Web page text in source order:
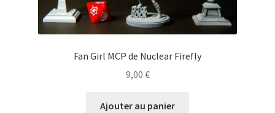
Fan Girl MCP de Nuclear Firefly
9,00 €
Ajouter au panier